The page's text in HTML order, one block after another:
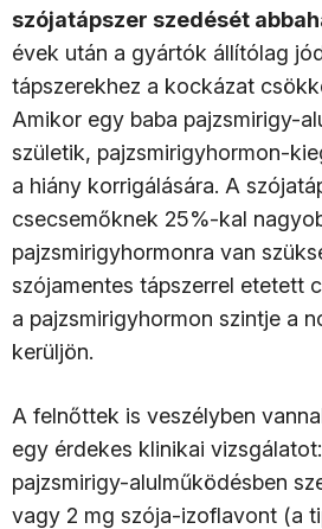
szójatápszer szedését
évek után a gyártók állítólag
tápszerekhez a kockázat
Amikor egy baba pajzsmirigy-
születik, pajzsmirigyhormon-
a hiány korrigálására. A
csecsemőknek 25%-kal
pajzsmirigyhormonra van
szójamentes tápszerrel etetett
a pajzsmirigyhormon szintje a
kerüljön.
A felnőttek is veszélyben
egy érdekes klinikai
pajzsmirigy-alulműködésben
vagy 2 mg szója-izoflavont (a